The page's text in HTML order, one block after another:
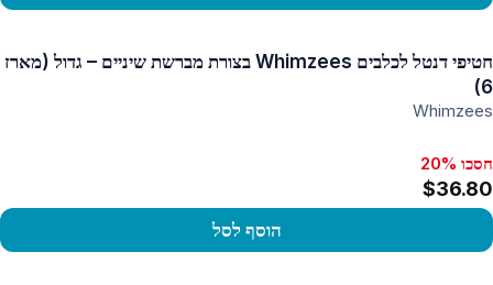
חטיפי דנטל לכלבים Whimzees בצורת מברשת שיניים – גדול (מארז
6)
Whimzees
חסכו 20%
$36.80
הוסף לסל